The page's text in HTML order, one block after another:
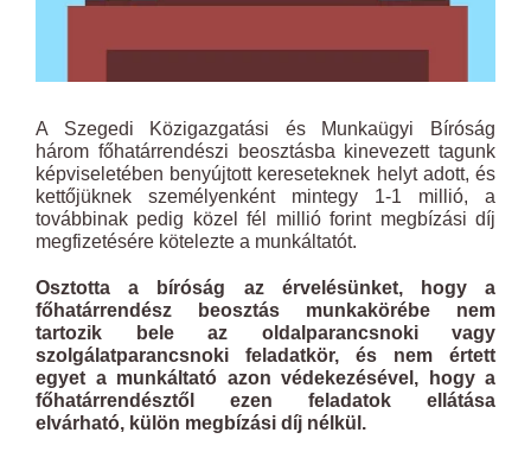
A Szegedi Közigazgatási és Munkaügyi Bíróság
három főhatárrendészi beosztásba kinevezett tagunk
képviseletében benyújtott kereseteknek helyt adott, és
kettőjüknek személyenként mintegy 1-1 millió, a
továbbinak pedig közel fél millió forint megbízási díj
megfizetésére kötelezte a munkáltatót.
Osztotta a bíróság az érvelésünket, hogy a
főhatárrendész beosztás munkakörébe nem
tartozik bele az oldalparancsnoki vagy
szolgálatparancsnoki feladatkör, és nem értett
egyet a munkáltató azon védekezésével, hogy a
főhatárrendésztől ezen feladatok ellátása
elvárható, külön megbízási díj nélkül.